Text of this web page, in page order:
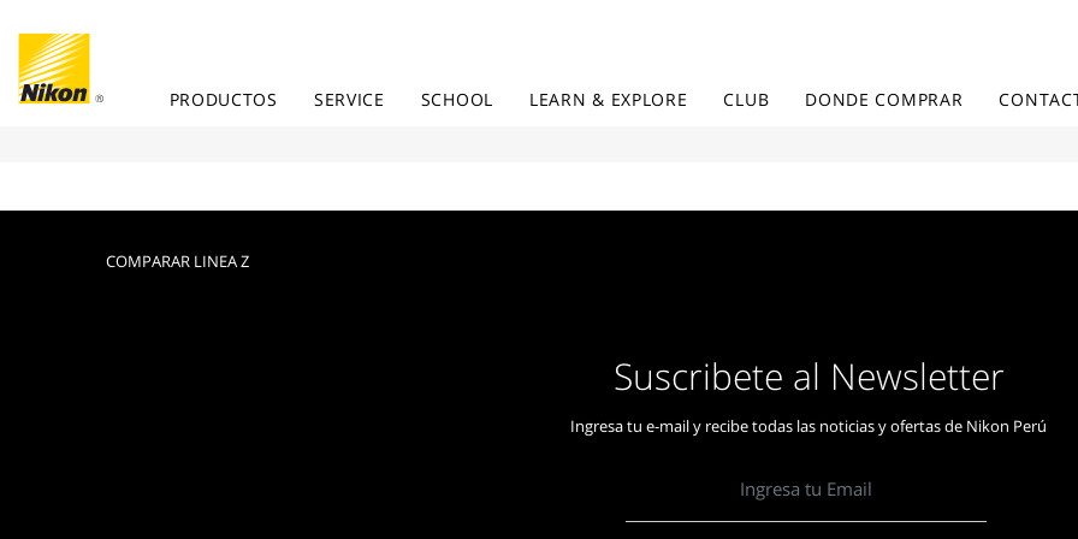
PRODUCTOS SERVICE SCHOOL LEARN & EXPLORE CLUB DONDE COMPRAR
COMPARAR LINEA Z
Suscribete al Newsletter
Ingresa tu e-mail y recibe todas las noticias y ofertas de Nikon Perú